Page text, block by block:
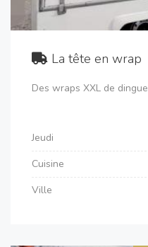
La tête en wrap
Des wraps XXL de dingue
Jeudi
Cuisine
Ville